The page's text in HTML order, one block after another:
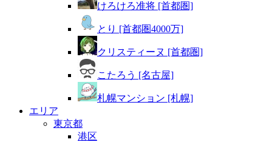
けろけろ准将 [首都圏]
とり [首都圏4000万]
クリスティーヌ [首都圏]
こたろう [名古屋]
札幌マンション [札幌]
エリア
東京都
港区